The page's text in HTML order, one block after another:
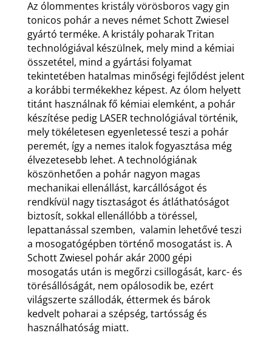
Az ólommentes kristály vörösboros vagy gin
tonicos pohár a neves német Schott Zwiesel
gyártó terméke. A kristály poharak Tritan
technológiával készülnek, mely mind a kémiai
összetétel, mind a gyártási folyamat
tekintetében hatalmas minőségi fejlődést jelent
a korábbi termékekhez képest. Az ólom helyett
titánt használnak fő kémiai elemként, a pohár
készítése pedig LASER technológiával történik,
mely tökéletesen egyenletessé teszi a pohár
peremét, így a nemes italok fogyasztása még
élvezetesebb lehet. A technológiának
köszönhetően a pohár nagyon magas
mechanikai ellenállást, karcállóságot és
rendkívül nagy tisztaságot és átláthatóságot
biztosít, sokkal ellenállóbb a töréssel,
lepattanással szemben, valamin lehetővé teszi
a mosogatógépben történő mosogatást is. A
Schott Zwiesel pohár akár 2000 gépi
mosogatás után is megőrzi csillogását, karc- és
törésállóságát, nem opálosodik be, ezért
világszerte szállodák, éttermek és bárok
kedvelt poharai a szépség, tartósság és
használhatóság miatt.